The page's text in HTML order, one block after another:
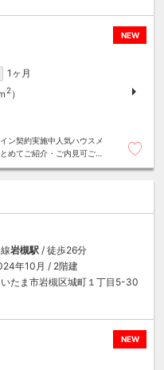
NEW
1ヶ月
2）
ン契約実施中人気ハウスメ
めてご紹介・ご内見可ご予
岩槻駅 / 徒歩26分
年10月 / 2階建
たま市岩槻区城町１丁目5-30
NEW